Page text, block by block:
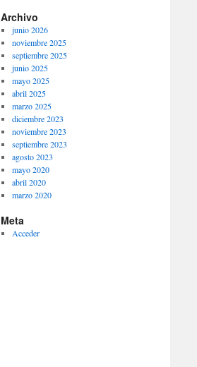
Archivo
junio 2026
noviembre 2025
septiembre 2025
junio 2025
mayo 2025
abril 2025
marzo 2025
diciembre 2023
noviembre 2023
septiembre 2023
agosto 2023
mayo 2020
abril 2020
marzo 2020
Meta
Acceder